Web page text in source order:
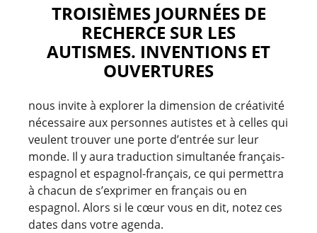
TROISIÈMES JOURNÉES DE
RECHERCE SUR LES
AUTISMES. INVENTIONS ET
OUVERTURES
nous invite à explorer la dimension de créativité
nécessaire aux personnes autistes et à celles qui
veulent trouver une porte d’entrée sur leur
monde. Il y aura traduction simultanée français-
espagnol et espagnol-français, ce qui permettra
à chacun de s’exprimer en français ou en
espagnol. Alors si le cœur vous en dit, notez ces
dates dans votre agenda.